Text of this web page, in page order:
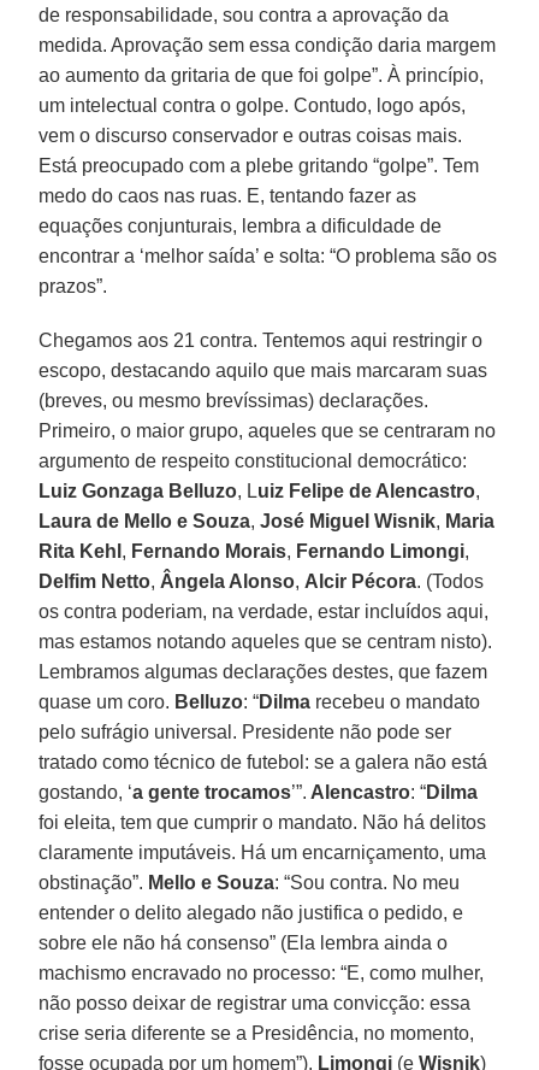
de responsabilidade, sou contra a aprovação da
medida. Aprovação sem essa condição daria margem
ao aumento da gritaria de que foi golpe”. À princípio,
um intelectual contra o golpe. Contudo, logo após,
vem o discurso conservador e outras coisas mais.
Está preocupado com a plebe gritando “golpe”. Tem
medo do caos nas ruas. E, tentando fazer as
equações conjunturais, lembra a dificuldade de
encontrar a ‘melhor saída’ e solta: “O problema são os
prazos”.
Chegamos aos 21 contra. Tentemos aqui restringir o
escopo, destacando aquilo que mais marcaram suas
(breves, ou mesmo brevíssimas) declarações.
Primeiro, o maior grupo, aqueles que se centraram no
argumento de respeito constitucional democrático:
Luiz Gonzaga Belluzo, Luiz Felipe de Alencastro,
Laura de Mello e Souza,José Miguel Wisnik, Maria
Rita Kehl , Fernando Morais, Fernando Limongi,
Delfim Netto, Ângela Alonso, Alcir Pécora. (Todos
os contra poderiam, na verdade, estar incluídos aqui,
mas estamos notando aqueles que se centram nisto).
Lembramos algumas declarações destes, que fazem
quase um coro. Belluzo: “Dilma recebeu o mandato
pelo sufrágio universal. Presidente não pode ser
tratado como técnico de futebol: se a galera não está
gostando, ‘a gente trocamos’”. Alencastro: “Dilma
foi eleita, tem que cumprir o mandato. Não há delitos
claramente imputáveis. Há um encarniçamento, uma
obstinação”. Mello e Souza: “Sou contra. No meu
entender o delito alegado não justifica o pedido, e
sobre ele não há consenso” (Ela lembra ainda o
machismo encravado no processo: “E, como mulher,
não posso deixar de registrar uma convicção: essa
crise seria diferente se a Presidência, no momento,
fosse ocupada por um homem”). Limongi (eWisnik)